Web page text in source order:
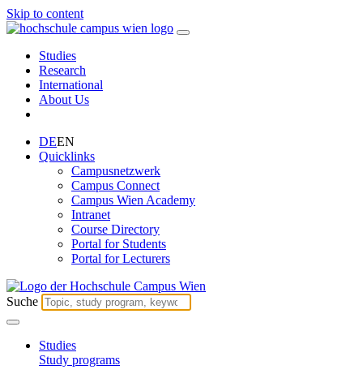
Skip to content
Studies
Research
International
About Us
DEEN
Quicklinks
Campusnetzwerk
Campus Connect
Campus Wien Academy
Intranet
Course Directory
Portal for Students
Portal for Lecturers
Suche
Studies
Study programs